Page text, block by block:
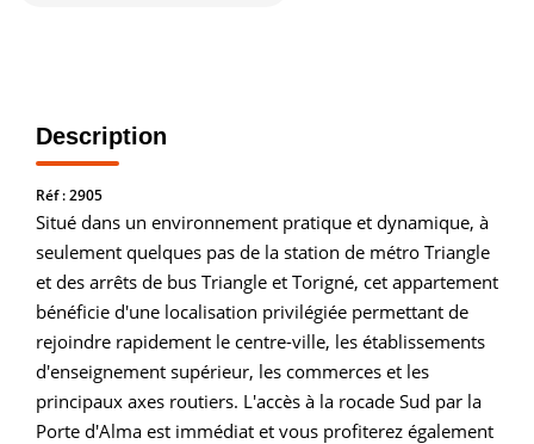
Description
Réf : 2905
Situé dans un environnement pratique et dynamique, à
seulement quelques pas de la station de métro Triangle
et des arrêts de bus Triangle et Torigné, cet appartement
bénéficie d'une localisation privilégiée permettant de
rejoindre rapidement le centre-ville, les établissements
d'enseignement supérieur, les commerces et les
principaux axes routiers. L'accès à la rocade Sud par la
Porte d'Alma est immédiat et vous profiterez également